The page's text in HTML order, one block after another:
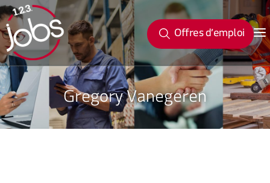
Offres d’emploi
Gregory Vanegeren